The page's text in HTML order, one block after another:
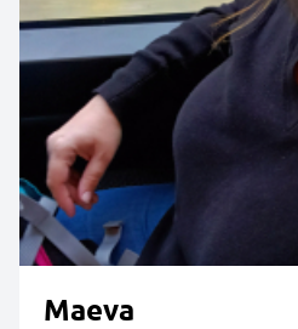
Maeva